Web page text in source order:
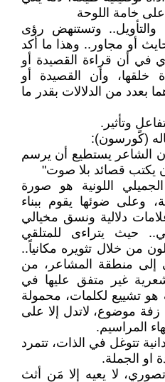
خامة اللوحة
والتأويل.. وتستنهض رؤى
أو مجاور.. وهذا ما أكد
في أن قراءة القصيدة أو
خلقها، وأن القصيدة أو
بعدد من الدلالات بقدر ما
وتأثير.
(كورسون):
الشاعر يستطيع أن يرسم
يكتب قصائد بلا صوت"
اللونية هو صورة
وعلى ضوئها يقوم ببناء
دلالية ونسق مخيالي
حيث يتراءى للمتلقي
من خلال تثويره مكانياً..
منطقة المشاعر، من
غير متفق عليها في
هو تشييع لكلمات، محمولة
موضوع، لاتدل إلا على
المراسيم.
تتوغل في الذات، تتمرد
او الجملة.
لا يعيه إلا مَن أثث